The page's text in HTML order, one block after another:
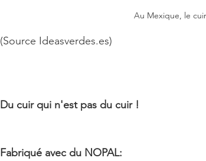
Au Mexique, le
(Source Ideasverdes.es)
Du cuir qui n'est pas du cuir !
Fabriqué avec du NOPAL: